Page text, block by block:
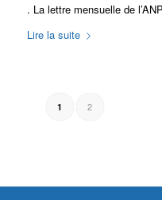
. La lettre mensuelle de
Lire la suite
1 2